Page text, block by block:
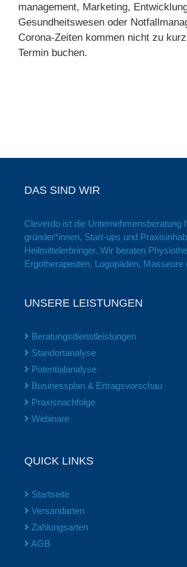
management, Marketing,
Gesund­heits­wesen oder
Corona-Zeiten kommen nicht zu
Termin buchen.
DAS SIND WIR
Cleverdo ist die
gründer*innen, Start-ups und
Heil­mittel­erbringer. Wir beraten
Ergo­therapeuten, Logopäden, Masseure
UNSERE LEISTUNGEN
Beratungsdienstleistungen
Standortanalyse
Potentialanalyse
Businessplan & Ertragsvorschau
Praxisnachfolge
Webinare
QUICK LINKS
Startseite
Versandarten
Zahlungsarten
AGB